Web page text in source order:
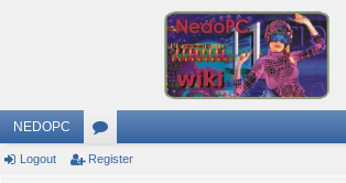
NEDOPC
or
Logout Register